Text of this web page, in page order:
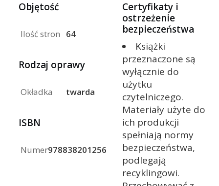
Objętość
Ilość stron 64
Rodzaj oprawy
Okładka twarda
ISBN
Numer9788382012569
Certyfikaty i
ostrzeżenie
bezpieczeństwa
Książki
przeznaczone są
wyłącznie do
użytku
czytelniczego.
Materiały użyte do
ich produkcji
spełniają normy
bezpieczeństwa,
podlegają
recyklingowi.